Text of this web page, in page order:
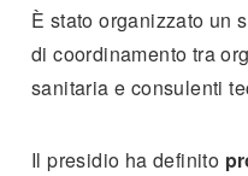
È stato organizzato un
di coordinamento tra
sanitaria e consulenti
Il presidio ha definito